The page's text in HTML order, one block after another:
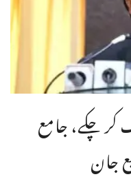
کر چکے، جامع
جان